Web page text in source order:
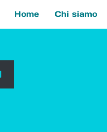
Home Chi siamo